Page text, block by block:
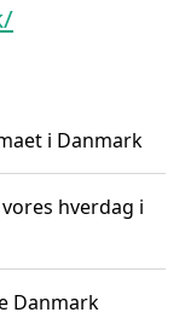
i Danmark
hverdag i
Danmark